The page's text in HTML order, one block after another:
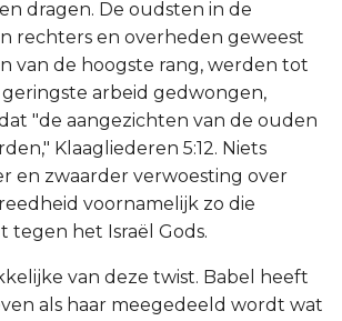
dragen. De oudsten in de
rechters en overheden geweest
van de hoogste rang, werden tot
arbeid gedwongen,
"de aangezichten van de ouden
Klaagliederen 5:12. Niets
en zwaarder verwoesting over
voornamelijk zo die
tegen het Israël Gods.
van deze twist. Babel heeft
als haar meegedeeld wordt wat